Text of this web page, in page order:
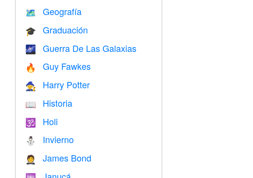
🗺 Geografía
🎓 Graduación
🌌 Guerra De Las Galaxias
🔥 Guy Fawkes
🧙 Harry Potter
📖 Historia
🕉 Holi
⛄ Invierno
🤵 James Bond